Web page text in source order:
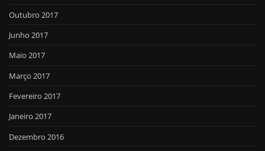
Outubro 2017
Junho 2017
Maio 2017
Março 2017
Fevereiro 2017
Janeiro 2017
Dezembro 2016